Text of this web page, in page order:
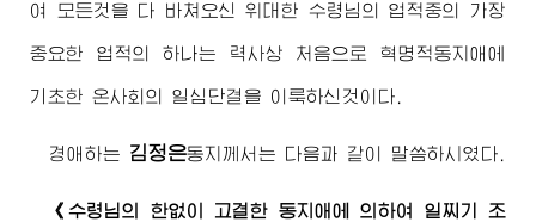
여 모든것을 다 바쳐오신위대한 수령님 의 업적중의 가장
중요한 업적의 하나는 력사상 처음으로 혁명적동지애에
기초한 온사회의 일심단결을 이룩하신것이다.
경애하는 김정은동지 께서는 다음과 같이 말씀하시였다.
《수령님의 한없이 고결한 동지애에 의하여 일찌기 조